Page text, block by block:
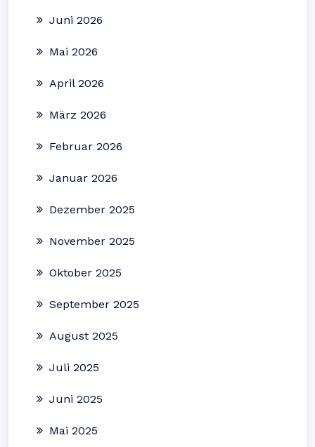
Juni 2026
Mai 2026
April 2026
März 2026
Februar 2026
Januar 2026
Dezember 2025
November 2025
Oktober 2025
September 2025
August 2025
Juli 2025
Juni 2025
Mai 2025